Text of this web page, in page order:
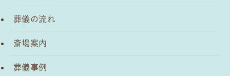
葬儀の流れ
斎場案内
葬儀事例